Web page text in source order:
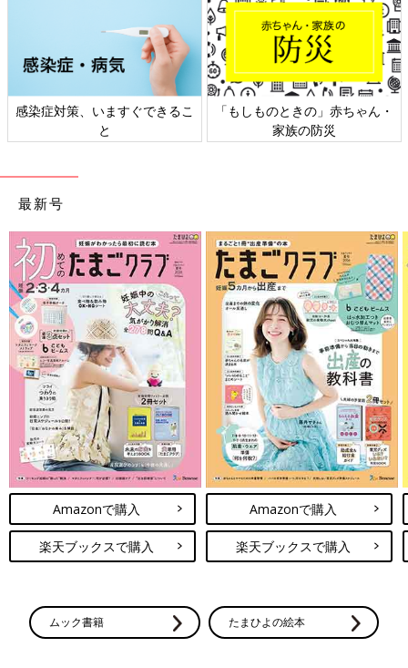
雑巾代わりに！汚れたらポイッ
出典：Instagramアカウント「sakky_tekilife」
こちらはさっきーさんがニトリで購入したカット式台ふきんで
フローリングの拭き掃除にも使えそうですよね。
感染症対策、いますぐできるこ
と
「もしものときの」赤ちゃん・
家族の防災
最新号
Amazonで購入
楽天ブックスで購入
Amazonで購入
楽天ブックスで購入
ムック書籍 たまひよの絵本